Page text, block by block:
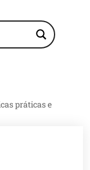
práticas e